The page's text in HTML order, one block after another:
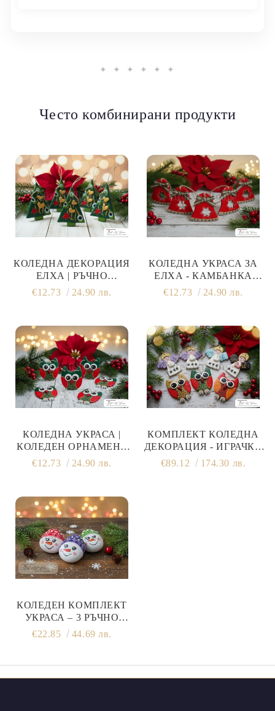
✦ ✦ ✦ ✦ ✦ ✦
Често комбинирани продукти
КОЛЕДНА ДЕКОРАЦИЯ
ЕЛХА | РЪЧНО
ИЗРАБОТЕНА
€12.73 24.90 лв.
КОЛЕДНА УКРАСА ЗА
ЕЛХА - КАМБАНКА
(ЧЕРВЕНА) РЪЧНО
€12.73 24.90 лв.
КОЛЕДНА УКРАСА |
КОЛЕДЕН ОРНАМЕНТ
БУХАЛ - ЗЕЛЕН 12 СМ
€12.73 24.90 лв.
КОМПЛЕКТ КОЛЕДНА
ДЕКОРАЦИЯ - ИГРАЧКИ
ЗА ЕЛХА | СЕТ 7 БРОЯ
€89.12 174.30 лв.
КОЛЕДЕН КОМПЛЕКТ
УКРАСА – 3 РЪЧНО
РИСУВАНИ СНЕЖНИ
€22.85 44.69 лв.